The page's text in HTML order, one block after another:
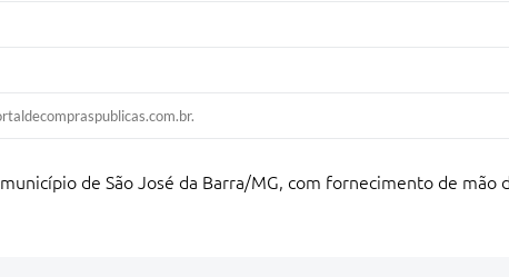
de São José da Barra/MG, com fornecimento de mão